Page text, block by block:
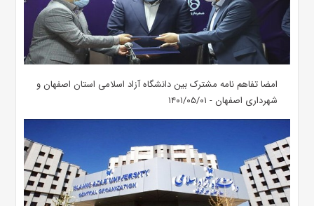
امضا تفاهم نامه مشترک بین دانشگاه آزاد اسلامی استان اصفهان و
شهرداری اصفهان - ۱۴۰۱/۰۵/۰۱